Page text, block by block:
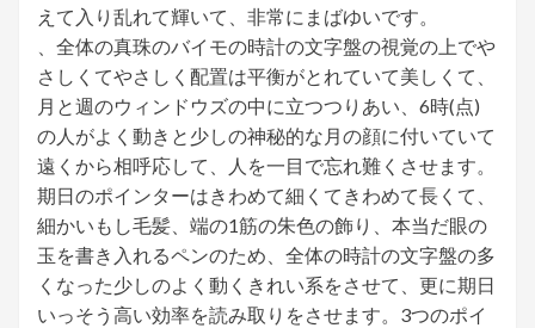
えて入り乱れて輝いて、非常にまばゆいです。
、全体の真珠のバイモの時計の文字盤の視覚の上でや
さしくてやさしく配置は平衡がとれていて美しくて、
月と週のウィンドウズの中に立つつりあい、6時(点)
の人がよく動きと少しの神秘的な月の顔に付いていて
遠くから相呼応して、人を一目で忘れ難くさせます。
期日のポインターはきわめて細くてきわめて長くて、
細かいもし毛髪、端の1筋の朱色の飾り、本当だ眼の
玉を書き入れるペンのため、全体の時計の文字盤の多
くなった少しのよく動くきれい系をさせて、更に期日
いっそう高い効率を読み取りをさせます。3つのポイ